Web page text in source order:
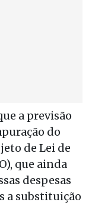
a previsão
do
de Lei de
que ainda
despesas
a substituição